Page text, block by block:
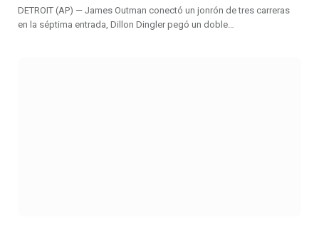
DETROIT (AP) — James Outman conectó un jonrón de tres carreras
en la séptima entrada, Dillon Dingler pegó un doble…